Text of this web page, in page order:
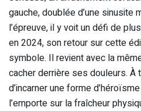
gauche, doublée d’une sinusite
l’épreuve, il y voit un défi de
en 2024, son retour sur cette
symbole. Il revient avec la
cacher derrière ses douleurs. À
d’incarner une forme
l’emporte sur la fraîcheur